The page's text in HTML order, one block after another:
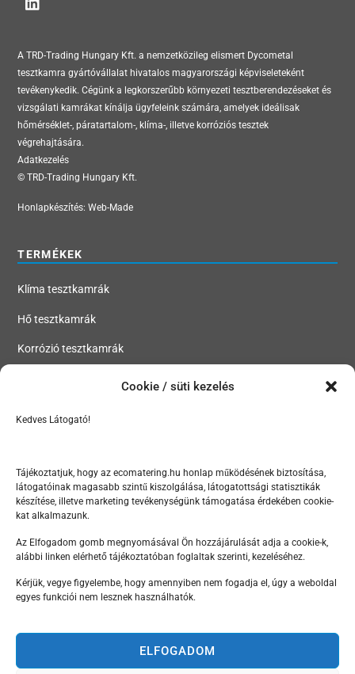
Cookie / süti kezelés
Kedves Látogató!
Tájékoztatjuk, hogy az ecomatering.hu honlap működésének biztosítása,
látogatóinak magasabb szintű kiszolgálása, látogatottsági statisztikák
készítése, illetve marketing tevékenységünk támogatása érdekében cookie-
kat alkalmazunk.
Az Elfogadom gomb megnyomásával Ön hozzájárulását adja a cookie-k,
alábbi linken elérhető tájékoztatóban foglaltak szerinti, kezeléséhez.
Kérjük, vegye figyelembe, hogy amennyiben nem fogadja el, úgy a weboldal
egyes funkciói nem lesznek használhatók.
ELFOGADOM
A TRD-Trading Hungary Kft. a nemzetközileg elismert Dycometal
tesztkamra gyártóvállalat hivatalos magyarországi képviseleteként
tevékenykedik. Cégünk a legkorszerűbb környezeti tesztberendezéseket és
vizsgálati kamrákat kínálja ügyfeleink számára, amelyek ideálisak
hőmérséklet-, páratartalom-, klíma-, illetve korróziós tesztek
végrehajtására.
Adatkezelés
© TRD-Trading Hungary Kft.
Honlapkészítés:Web-Made
TERMÉKEK
Klíma tesztkamrák
Hő tesztkamrák
Korrózió tesztkamrák
Szivárgásteszt kamrák
MENÜ
Szektorok
Rólunk
Hírek
Kapcsolat
+36 20 777 1050 | +36 20 662 8319